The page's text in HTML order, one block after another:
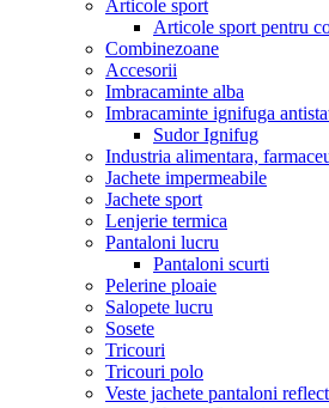
Articole sport
Articole sport pentru
Combinezoane
Accesorii
Imbracaminte alba
Imbracaminte ignifuga
Sudor Ignifug
Industria alimentara,
Jachete impermeabile
Jachete sport
Lenjerie termica
Pantaloni lucru
Pantaloni scurti
Pelerine ploaie
Salopete lucru
Sosete
Tricouri
Tricouri polo
Veste jachete pantaloni